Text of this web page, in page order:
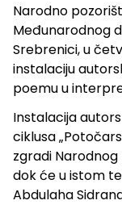
Narodno
Međunarodnog
Srebrenici, u
instalaciju
poemu u
Instalacija
ciklusa
zgradi Narodnog
dok će u istom
Abdulaha